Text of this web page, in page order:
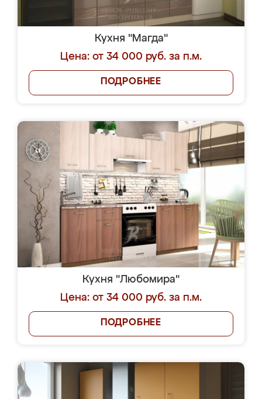
Кухня "Магда"
Цена: от 34 000 руб. за п.м.
ПОДРОБНЕЕ
Кухня "Любомира"
Цена: от 34 000 руб. за п.м.
ПОДРОБНЕЕ